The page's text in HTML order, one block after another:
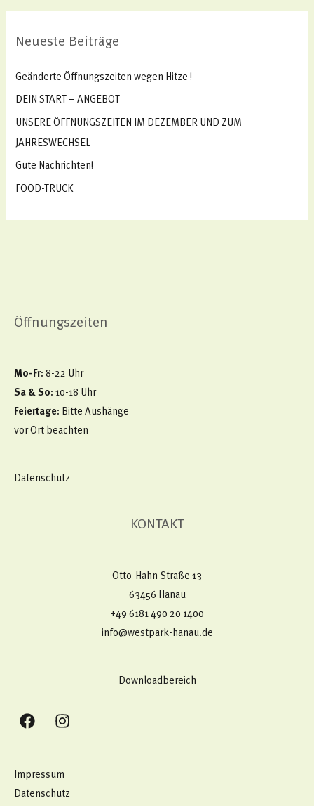
e
a
c
h
:
Neueste Beiträge
Geänderte Öffnungszeiten wegen Hitze !
DEIN START – ANGEBOT
UNSERE ÖFFNUNGSZEITEN IM DEZEMBER UND ZUM
JAHRESWECHSEL
Gute Nachrichten!
FOOD-TRUCK
Öffnungszeiten
Mo-Fr: 8-22 Uhr
Sa & So: 10-18 Uhr
Feiertage: Bitte Aushänge
vor Ort beachten
Datenschutz
KONTAKT
Otto-Hahn-Straße 13
63456 Hanau
+49 6181 490 20 1400​
info@westpark-hanau.de
Downloadbereich
Impressum
Datenschutz